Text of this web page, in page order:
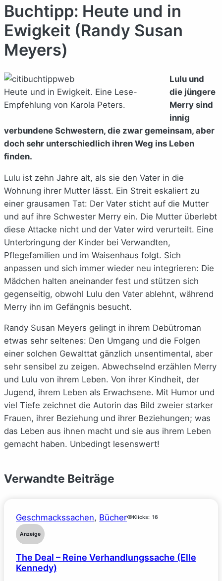
Buchtipp: Heute und in
Ewigkeit (Randy Susan
Meyers)
Heute und in Ewigkeit. Eine Lese-
Empfehlung von Karola Peters.
Lulu und
die jüngere
Merry sind
innig
verbundene Schwestern, die zwar gemeinsam, aber
doch sehr unterschiedlich ihren Weg ins Leben
finden.
Lulu ist zehn Jahre alt, als sie den Vater in die
Wohnung ihrer Mutter lässt. Ein Streit eskaliert zu
einer grausamen Tat: Der Vater sticht auf die Mutter
und auf ihre Schwester Merry ein. Die Mutter überlebt
diese Attacke nicht und der Vater wird verurteilt. Eine
Unterbringung der Kinder bei Verwandten,
Pflegefamilien und im Waisenhaus folgt. Sich
anpassen und sich immer wieder neu integrieren: Die
Mädchen halten aneinander fest und stützen sich
gegenseitig, obwohl Lulu den Vater ablehnt, während
Merry ihn im Gefängnis besucht.
Randy Susan Meyers gelingt in ihrem Debütroman
etwas sehr seltenes: Den Umgang und die Folgen
einer solchen Gewalttat gänzlich unsentimental, aber
sehr sensibel zu zeigen. Abwechselnd erzählen Merry
und Lulu von ihrem Leben. Von ihrer Kindheit, der
Jugend, ihrem Leben als Erwachsene. Mit Humor und
viel Tiefe zeichnet die Autorin das Bild zweier starker
Frauen, ihrer Beziehung und ihrer Beziehungen; was
das Leben aus ihnen macht und sie aus ihrem Leben
gemacht haben. Unbedingt lesenswert!
Verwandte Beiträge
Geschmackssachen, Bücher Klicks: 16
Anzeige
The Deal – Reine Verhandlungssache (Elle
Kennedy)